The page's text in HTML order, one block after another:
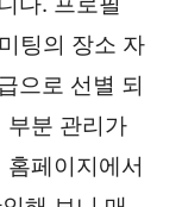
팅의 장소 자
으로 선별 되
부분 관리가
페이지에서